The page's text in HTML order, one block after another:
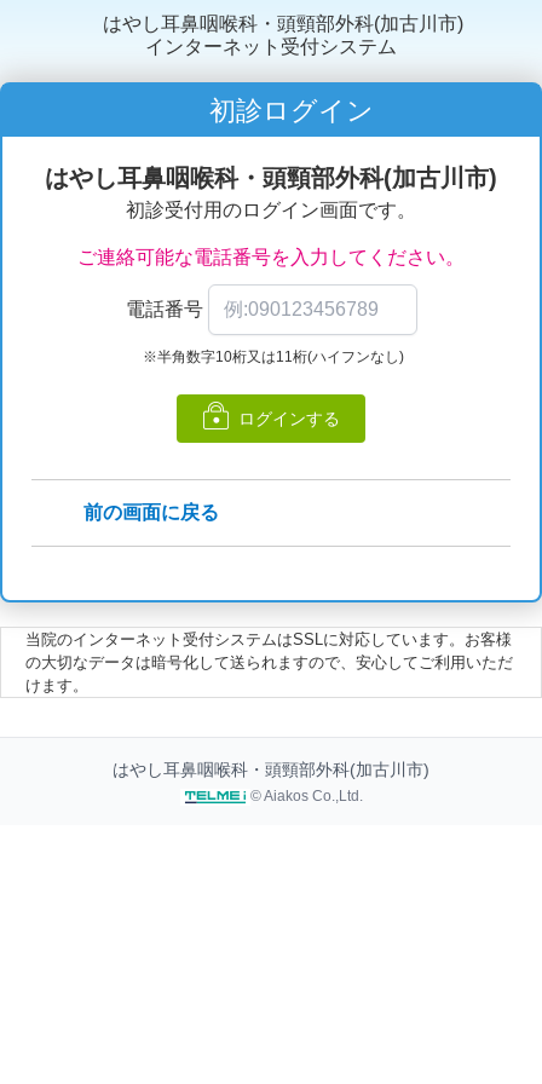
はやし耳鼻咽喉科・頭頸部外科(加古川市)
インターネット受付システム
初診ログイン
はやし耳鼻咽喉科・頭頸部外科(加古川市)
初診受付用のログイン画面です。
ご連絡可能な電話番号を入力してください。
電話番号
※半角数字10桁又は11桁(ハイフンなし)
ログインする
前の画面に戻る
当院のインターネット受付システムはSSLに対応しています。お客様
の大切なデータは暗号化して送られますので、安心してご利用いただ
けます。
はやし耳鼻咽喉科・頭頸部外科(加古川市)
© Aiakos Co.,Ltd.